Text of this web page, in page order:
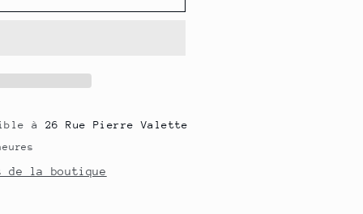
à 26 Rue Pierre Valette
la boutique